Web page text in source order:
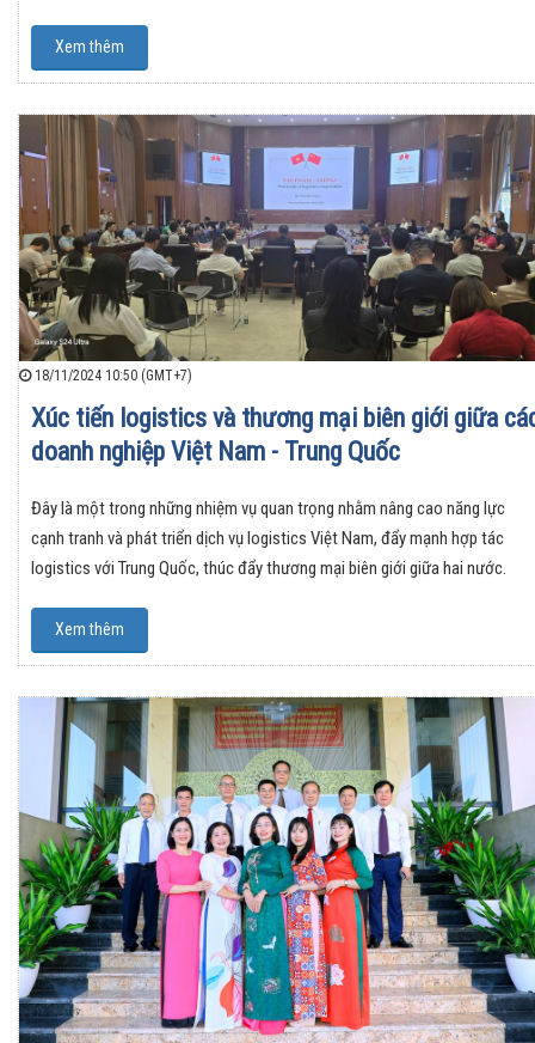
Xem thêm
18/11/2024 10:50 (GMT+7)
Xúc tiến logistics và thương mại biên giới giữa
doanh nghiệp Việt Nam - Trung Quốc
Đây là một trong những nhiệm vụ quan trọng nhằm nâng cao năng lực
cạnh tranh và phát triển dịch vụ logistics Việt Nam, đẩy mạnh hợp tác
logistics với Trung Quốc, thúc đẩy thương mại biên giới giữa hai nước.
Xem thêm